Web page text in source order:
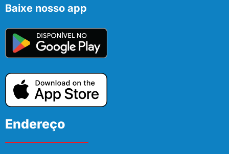
Baixe nosso app
Endereço